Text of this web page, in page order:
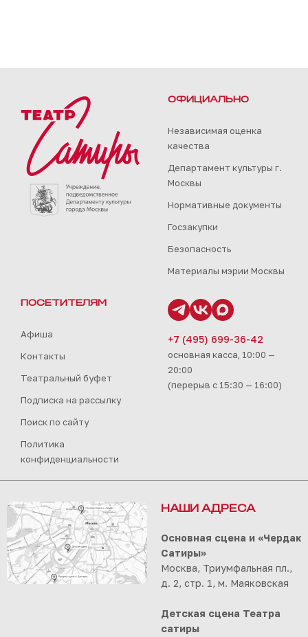
ОФИЦИАЛЬНО
Независимая оценка
качества
Департамент культуры г.
Москвы
Нормативные документы
Госзакупки
Безопасность
Материалы мэрии Москвы
ПОСЕТИТЕЛЯМ
Афиша
Контакты
Театральный буфет
Подписка на рассылку
Поиск по сайту
Политика
конфиденциальности
+7 (495) 699-36-42
основная касса, 10:00 —
20:00
(перерыв с 15:30 — 16:00)
НАШИ АДРЕСА
Основная сцена и «Чердак
Сатиры»
Москва, Триумфальная пл.,
д. 2, стр. 1, м. Маяковская
Детская сцена Театра
сатиры